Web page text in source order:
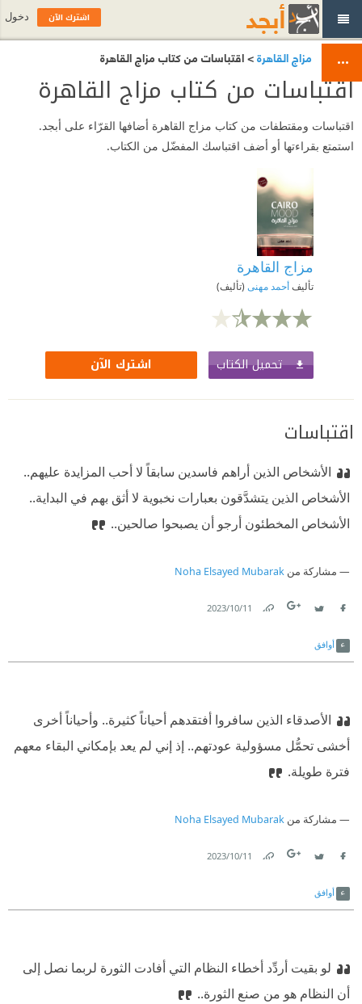
مزاج القاهرة> اقتباسات من كتاب مزاج القاهرة
اقتباسات من كتاب مزاج القاهرة
اقتباسات ومقتطفات من كتاب مزاج القاهرة أضافها القرّاء على أبجد.
استمتع بقراءتها أو أضف اقتباسك المفضّل من الكتاب.
مزاج القاهرة
تأليفأحمد مهنى (تأليف)
تحميل الكتاب اشترك الآن
اقتباسات
الأشخاص الذين أراهم فاسدين سابقاً لا أحب المزايدة عليهم..
الأشخاص الذين يتشدَّقون بعبارات نخبوية لا أثق بهم في البداية..
الأشخاص المخطئون أرجو أن يصبحوا صالحين..
مشاركة من Noha Elsayed Mubarak
11‏/10‏/2023
أوافق
الأصدقاء الذين سافروا أفتقدهم أحياناً كثيرة.. وأحياناً أخرى
أخشى تحمُّل مسؤولية عودتهم.. إذ إني لم يعد بإمكاني البقاء معهم
فترة طويلة.
مشاركة من Noha Elsayed Mubarak
11‏/10‏/2023
أوافق
لو بقيت أردِّد أخطاء النظام التي أفادت الثورة لربما نصل إلى
أن النظام هو من صنع الثورة..
اشترك الآن دخول